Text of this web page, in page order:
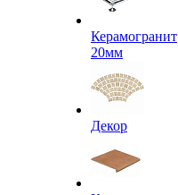
Керамогранит
20мм
Декор